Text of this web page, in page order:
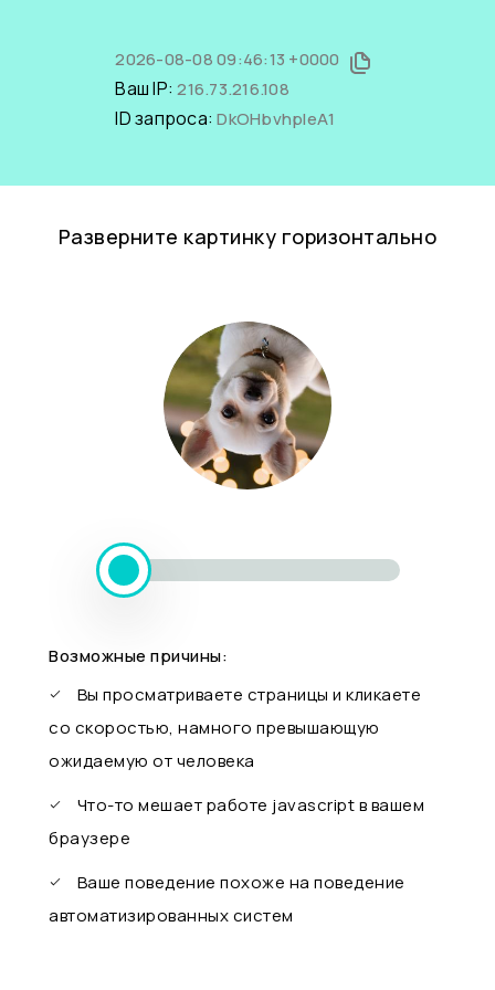
2026-08-08 09:46:13 +0000
Ваш IP:216.73.216.108
ID запроса:DkOHbvhpIeA1
Разверните картинку горизонтально
Возможные причины:
Вы просматриваете страницы и кликаете
со скоростью, намного превышающую
ожидаемую от человека
Что-то мешает работе javascript в вашем
браузере
Ваше поведение похоже на поведение
автоматизированных систем